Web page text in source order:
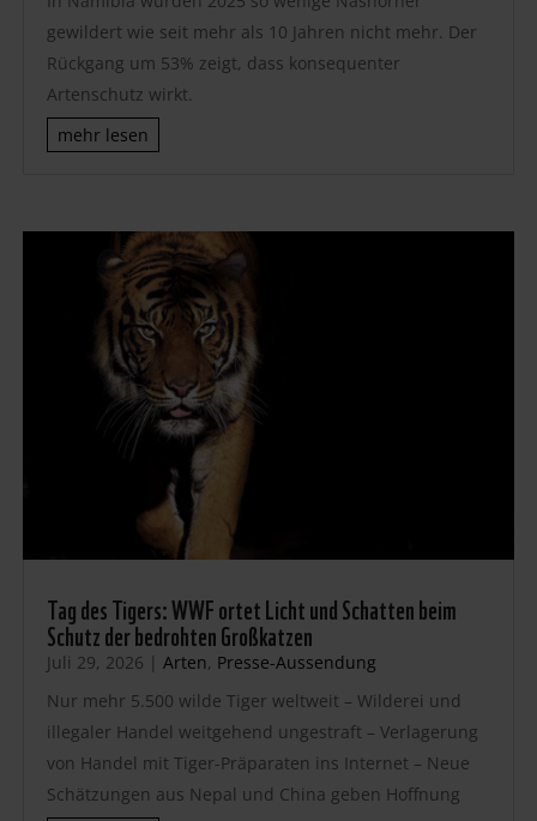
gewildert wie seit mehr als 10 Jahren nicht mehr. Der
Rückgang um 53% zeigt, dass konsequenter
Artenschutz wirkt.
mehr lesen
Tag des Tigers: WWF ortet Licht und Schatten beim
Schutz der bedrohten Großkatzen
Juli 29, 2026 | Arten, Presse-Aussendung
Nur mehr 5.500 wilde Tiger weltweit – Wilderei und
illegaler Handel weitgehend ungestraft – Verlagerung
von Handel mit Tiger-Präparaten ins Internet – Neue
Schätzungen aus Nepal und China geben Hoffnung